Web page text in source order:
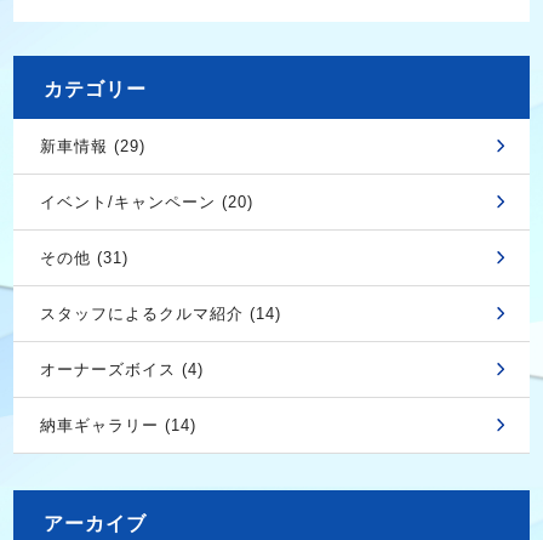
カテゴリー
新車情報 (29)
イベント/キャンペーン (20)
その他 (31)
スタッフによるクルマ紹介 (14)
オーナーズボイス (4)
納車ギャラリー (14)
アーカイブ